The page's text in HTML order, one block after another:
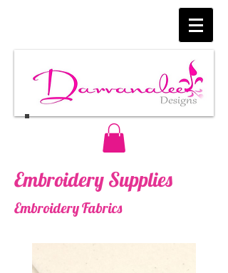
Embroidery Supplies
Embroidery Fabrics